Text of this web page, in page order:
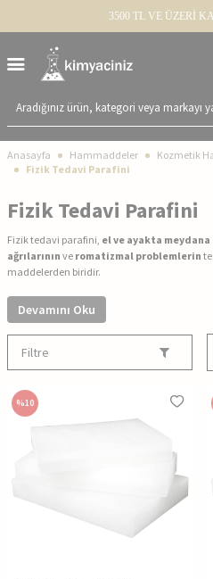
3500 TL VE ÜZERİ
Anasayfa Hammaddeler
Kozmetik
Fizik Tedavi Parafini
Fizik Tedavi Parafini
Fizik tedavi parafini, el ve ayakta
ağrılarının ve romatizmal problemlerin
maddelerden biridir.
Devamını Oku
Filtre
%10